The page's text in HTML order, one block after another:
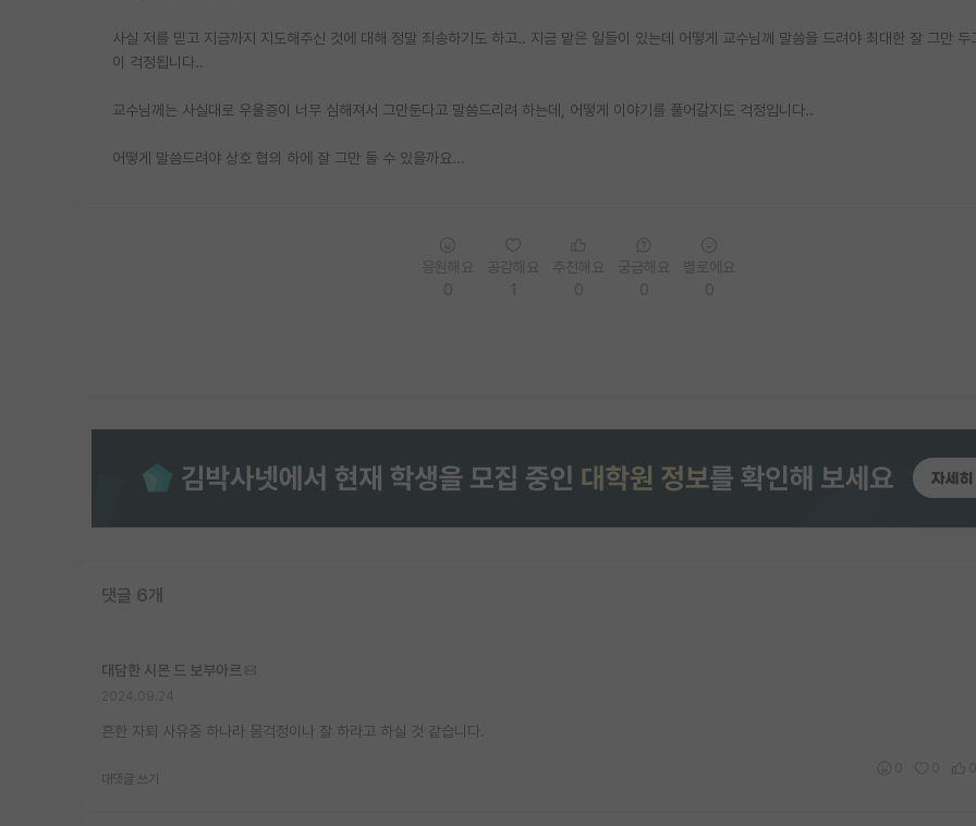
사실 저를 믿고 지금까지 지도해주신 것에 대해 정말 죄송하기도 하고.. 지금 맡은 일들이 있는데 어떻게 교수님께 말씀을 드려야 최대한 잘 그만 두
이 걱정됩니다..
교수님께는 사실대로 우울증이 너무 심해져서 그만둔다고 말씀드리려 하는데, 어떻게 이야기를 풀어갈지도 걱정입니다..
어떻게 말씀드려야 상호 협의 하에 잘 그만 둘 수 있을까요...
댓글 6개
대담한 시몬 드 보부아르
흔한 자퇴 사유중 하나라 몸걱정이나 잘 하라고 하실 것 같습니다.
대댓글 쓰기